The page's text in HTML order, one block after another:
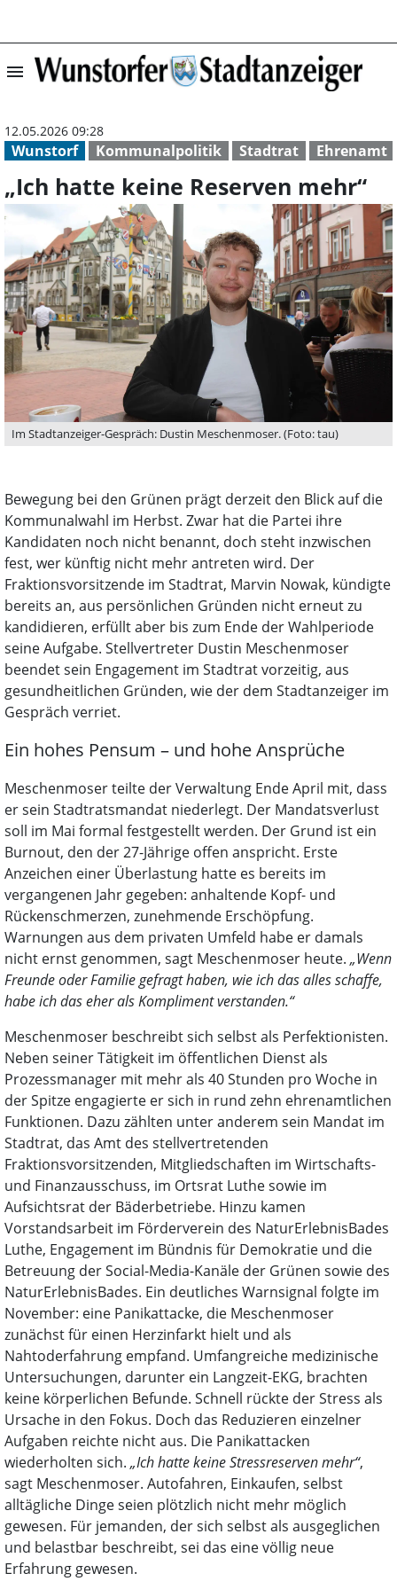
menu „Ich hatte
Wunstorf Kommunalpolitik Stadtrat Ehrenamt
12.05.2026 09:28
„Ich hatte keine Reserven mehr“
Im Stadtanzeiger-Gespräch: Dustin Meschenmoser. (Foto: tau)
Bewegung bei den Grünen prägt derzeit den Blick auf die
Kommunalwahl im Herbst. Zwar hat die Partei ihre
Kandidaten noch nicht benannt, doch steht inzwischen
fest, wer künftig nicht mehr antreten wird. Der
Fraktionsvorsitzende im Stadtrat, Marvin Nowak, kündigte
bereits an, aus persönlichen Gründen nicht erneut zu
kandidieren, erfüllt aber bis zum Ende der Wahlperiode
seine Aufgabe. Stellvertreter Dustin Meschenmoser
beendet sein Engagement im Stadtrat vorzeitig, aus
gesundheitlichen Gründen, wie der dem Stadtanzeiger im
Gespräch verriet.
Ein hohes Pensum – und hohe Ansprüche
Meschenmoser teilte der Verwaltung Ende April mit, dass
er sein Stadtratsmandat niederlegt. Der Mandatsverlust
soll im Mai formal festgestellt werden. Der Grund ist ein
Burnout, den der 27-Jährige offen anspricht. Erste
Anzeichen einer Überlastung hatte es bereits im
vergangenen Jahr gegeben: anhaltende Kopf- und
Rückenschmerzen, zunehmende Erschöpfung.
Warnungen aus dem privaten Umfeld habe er damals
nicht ernst genommen, sagt Meschenmoser heute. „Wenn
Freunde oder Familie gefragt haben, wie ich das alles schaffe,
habe ich das eher als Kompliment verstanden.“
Meschenmoser beschreibt sich selbst als Perfektionisten.
Neben seiner Tätigkeit im öffentlichen Dienst als
Prozessmanager mit mehr als 40 Stunden pro Woche in
der Spitze engagierte er sich in rund zehn ehrenamtlichen
Funktionen. Dazu zählten unter anderem sein Mandat im
Stadtrat, das Amt des stellvertretenden
Fraktionsvorsitzenden, Mitgliedschaften im Wirtschafts-
und Finanzausschuss, im Ortsrat Luthe sowie im
Aufsichtsrat der Bäderbetriebe. Hinzu kamen
Vorstandsarbeit im Förderverein des NaturErlebnisBades
Luthe, Engagement im Bündnis für Demokratie und die
Betreuung der Social-Media-Kanäle der Grünen sowie des
NaturErlebnisBades. Ein deutliches Warnsignal folgte im
November: eine Panikattacke, die Meschenmoser
zunächst für einen Herzinfarkt hielt und als
Nahtoderfahrung empfand. Umfangreiche medizinische
Untersuchungen, darunter ein Langzeit-EKG, brachten
keine körperlichen Befunde. Schnell rückte der Stress als
Ursache in den Fokus. Doch das Reduzieren einzelner
Aufgaben reichte nicht aus. Die Panikattacken
wiederholten sich. „Ich hatte keine Stressreserven mehr“,
sagt Meschenmoser. Autofahren, Einkaufen, selbst
alltägliche Dinge seien plötzlich nicht mehr möglich
gewesen. Für jemanden, der sich selbst als ausgeglichen
und belastbar beschreibt, sei das eine völlig neue
Erfahrung gewesen.